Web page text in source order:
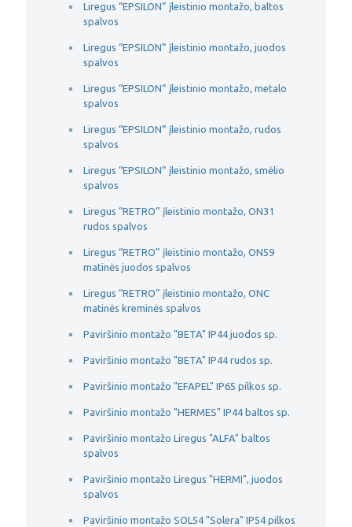
Liregus “EPSILON” įleistinio montažo, baltos
spalvos
Liregus “EPSILON” įleistinio montažo, juodos
spalvos
Liregus “EPSILON” įleistinio montažo, metalo
spalvos
Liregus “EPSILON” įleistinio montažo, rudos
spalvos
Liregus “EPSILON” įleistinio montažo, smėlio
spalvos
Liregus “RETRO” įleistinio montažo, ON31
rudos spalvos
Liregus “RETRO” įleistinio montažo, ON59
matinės juodos spalvos
Liregus “RETRO” įleistinio montažo, ONC
matinės kreminės spalvos
Paviršinio montažo "BETA" IP44 juodos sp.
Paviršinio montažo "BETA" IP44 rudos sp.
Paviršinio montažo "EFAPEL" IP65 pilkos sp.
Paviršinio montažo "HERMES" IP44 baltos sp.
Paviršinio montažo Liregus "ALFA" baltos
spalvos
Paviršinio montažo Liregus "HERMI", juodos
spalvos
Paviršinio montažo SOL54 "Solera" IP54 pilkos